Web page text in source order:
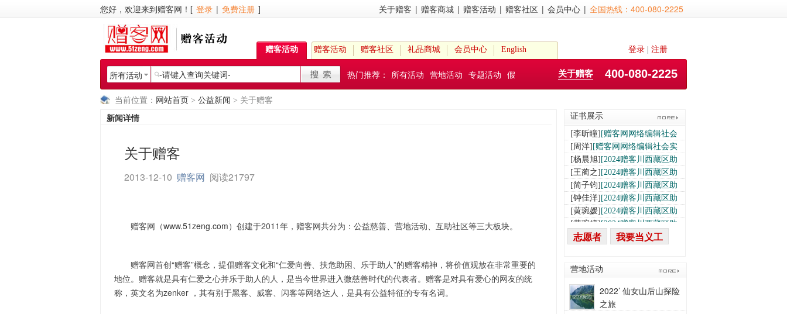
您好，欢迎来到赠客网！[ 登录 | 免费注册 ] 关于赠客 | 赠客商城 | 赠客活动 | 赠客社区 | 会员中心 | 全国热线：400-080-2225
赠客活动 赠客活动 赠客社区 礼品商城 会员中心 English 登录 注册
所有活动 热门推荐： 所有活动 营地活动 专题活动 假
日活动
关于赠客 400-080-2225
当前位置： 网站首页 > 公益新闻 > 关于赠客
新闻详情
关于赠客
2013-12-10 赠客网 阅读21797
赠客网（www.51zeng.com ）创建于2011年，赠客网共分为：公益慈善、营地活动、互助社区等三大板块。
赠客网首创“赠客”概念，提倡赠客文化和“仁爱向善、扶危助困、乐于助人”的赠客精神，将价值观放在非常重要的
地位。
赠客就是具有仁爱之心并乐于助人的人，是当今世界进入微慈善时代的代表者。赠客是对具有爱心的网友的统
称，英文名为zenker ，其有别于黑客、威客、闪客等网络达人，是具有公益特征的专有名词。
证书展示
[赠客网网络编辑社会
实践活动] 02-02
[肖仁宇]
[赠客网网络编辑社会
实践活动] 02-02
[代嘉庆][赠客网网络编辑社会
实践活动]
[余承骏][赠客网网络编辑社会
实践活动] 01-18
[李昕瞳][赠客网网络编辑社会
实践活动] 01-18
[周洋][赠客网网络编辑社会实
践活动] 01-18
[杨晨旭][2024赠客川西藏区助
学夏令营] 07-16
[王蔺之][2024赠客川西藏区助
学夏令营] 07-16
[简子钧][2024赠客川西藏区助
学夏令营] 07-16
[钟佳洋][2024赠客川西藏区助
学夏令营] 07-16
[黄琬媛][2024赠客川西藏区助
学夏令营] 07-16
[黄琬婷][2024赠客川西藏区助
学夏令营]
07-16
[周洋] [2024赠客川西藏区助学
夏令营] 07-16
[刘一][2024赠客川西藏区助学
夏令营] 07-16
[罗若瑷][2024赠客川西藏区助
学夏令营]
[李赛][赠客网网络编辑社会实
践活动]
02-02
[薛翔之][赠客网网络编辑社会
实践活动] 02-02
[杨嘉琳][赠客网网络编辑社会
志愿者 我要当义工
营地活动
2022’ 仙女山后山探险
之旅